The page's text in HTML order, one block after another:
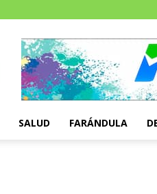
SALUD FARÁNDULA